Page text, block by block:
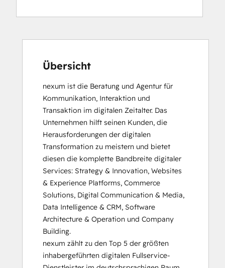
HubSpot Sales Software
Inbound Marketing
Platform Consulting
Course
Übersicht
nexum ist die Beratung und Agentur für
Kommunikation, Interaktion und
Transaktion im digitalen Zeitalter. Das
Unternehmen hilft seinen Kunden, die
Herausforderungen der digitalen
Transformation zu meistern und bietet
diesen die komplette Bandbreite digitaler
Services: Strategy & Innovation, Websites
& Experience Platforms, Commerce
Solutions, Digital Communication & Media,
Data Intelligence & CRM, Software
Architecture & Operation und Company
Building.
nexum zählt zu den Top 5 der größten
inhabergeführten digitalen Fullservice-